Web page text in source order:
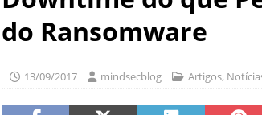
do Ransomware
13/09/2017 mindsecblog Artigos,